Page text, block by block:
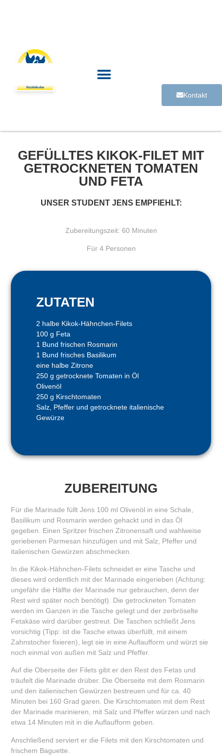
GEFÜLLTES KIKOK-FILET MIT
GETROCKNETEN TOMATEN
UND FETA
UNSER STUDENT JENS EMPFIEHLT:
Zubereitungszeit: 60 Minuten
Für 4 Personen
ZUTATEN
2 halbe Kikok-Hähnchen-Filets
100 g Feta
1 Bund frischen Rosmarin
1 Bund frisches Basilikum
eine halbe Zitrone
250 g getrocknete Tomaten in Öl
Olivenöl
250 g Kirschtomaten
Salz, Pfeffer und getrocknete italienische
Gewürze
ZUBEREITUNG
Für die Marinade füllt Jens 100 ml Olivenöl in eine Schale,
Basilikum und Rosmarin werden gehackt und in das Öl
gegeben. Einen Spritzer frischen Zitronensaft und wahlweise
geriebenen Parmesan hinzufügen und mit Salz, Pfeffer und
italienischen Gewürzen abschmecken.
In die Kikok-Hähnchen-Filets schneidet er eine Tasche und
dieses wird ordentlich mit der Marinade eingerieben (Achtung:
ungefähr die Hälfte der Marinade nur gebrauchen, denn der
Rest wird später noch benötigt). Die getrockneten Tomaten
werden im Ganzen in die Tasche gelegt und der zerbröselte
Fetakäse wird darüber gestreut. Die Taschen schließt Jens
vorsichtig (Tipp: ist die Tasche etwas überfüllt, mit einem
Zahnstocher fixieren), legt sie in eine Auflaufform und würzt sie
noch einmal von außen mit Salz und Pfeffer.
Auf die Oberseite der Filets gibt er den Rest des Fetas und
träufelt die Marinade drüber. Die Oberseite mit dem Rosmarin
und den italienischen Gewürzen bestreuen und für ca. 40
Minuten bei 160 Grad garen. Die Kirschtomaten mit dem Rest
der Marinade marinieren, mit Salz und Pfeffer würzen und nach
etwa 14 Minuten mit in die Auflaufform geben.
Anschließend serviert er die Filets mit den Kirschtomaten und
frischem Baguette.
Kontakt